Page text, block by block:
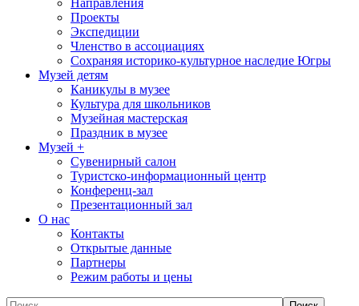
Направления
Проекты
Экспедиции
Членство в ассоциациях
Сохраняя историко-культурное наследие Югры
Музей детям
Каникулы в музее
Культура для школьников
Музейная мастерская
Праздник в музее
Музей +
Сувенирный салон
Туристско-информационный центр
Конференц-зал
Презентационный зал
О нас
Контакты
Открытые данные
Партнеры
Режим работы и цены